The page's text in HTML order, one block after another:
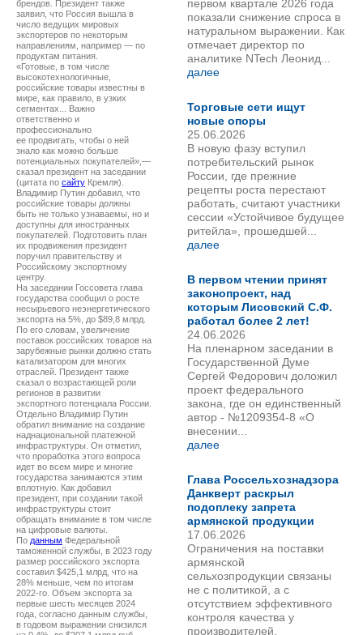
брендов. Президент также
заявил, что Россия вышла в
число ведущих мировых
экспортеров по некоторым
направлениям, например — по
продуктам питания.
«Готовые, в том числе
высокотехнологичные,
российские товары известны в
мире, как правило, в узких
сегментах... Важно
ответственно и
профессионально
ее продвигать, чтобы о ней
знало как можно больше
потенциальных покупателей»,—
сказал президент на заседании
(цитата по сайту Кремля).
Владимир Путин добавил, что
российские товары должны
быть не только узнаваемы, но и
доступны для иностранных
покупателей. Подготовить план
их продвижения президент
поручил правительству и
Российскому экспортному
центру.
На заседании Госсовета глава
государства сообщил о росте
несырьевого неэнергетического
экспорта на 5%, до $89,8 млрд.
По его словам, увеличение
поставок российских товаров на
зарубежные рынки должно стать
катализатором для многих
отраслей. Президент также
сказал о возрастающей роли
регионов в развитии
экспортного потенциала России.
Отдельно Владимир Путин
обратил внимание на создание
наднациональной платежной
инфраструктуры. Он отметил,
что проработка этого вопроса
идет во всем мире и многие
государства занимаются этим
вплотную. Как добавил
президент, при создании такой
инфраструктуры стоит
обращать внимание в том числе
на цифровые валюты.
По данным Федеральной
таможенной службы, в 2023 году
размер российского экспорта
составил $425,1 млрд, что на
28% меньше, чем по итогам
2022-го. Объем экспорта за
первые шесть месяцев 2024
года, согласно данным службы,
в годовом выражении снизился
первом квартале 2026 года
показали снижение спроса в
натуральном выражении. Как
отмечает директор по
аналитике NTech Леонид...
далее
Торговые сети ищут
новые опоры
25.06.2026
В новую фазу вступил
потребительский рынок
России, где прежние
рецепты роста перестают
работать, считают участники
сессии «Устойчивое будущее
ритейла», прошедшей...
далее
В первом чтении принят
законопроект, над
которым Лисовский С.Ф.
работал более 2 лет!
24.06.2026
На пленарном заседании в
Государственной Думе
Сергей Федорович доложил
проект федерального
закона, где он единственный
автор - №1209354-8 «О
внесении...
далее
Глава Россельхознадзора
Данкверт раскрыл
подоплеку запрета
армянской продукции
17.06.2026
Ограничения на поставки
армянской
сельхозпродукции связаны
не с политикой, а с
отсутствием эффективного
контроля качества у
производителей.